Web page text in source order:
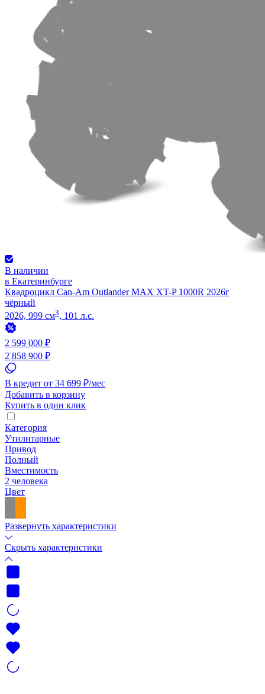
В наличии
в Екатеринбурге
Квадроцикл Can-Am Outlander MAX XT-P 1000R 2026г
чёрный
2026, 999 см3, 101 л.с.
2 599 000 ₽
2 858 900 ₽
В кредит от 34 699 ₽/мес
Добавить в корзину
Купить в один клик
Категория
Утилитарные
Привод
Полный
Вместимость
2 человека
Цвет
Развернуть характеристики
Скрыть характеристики